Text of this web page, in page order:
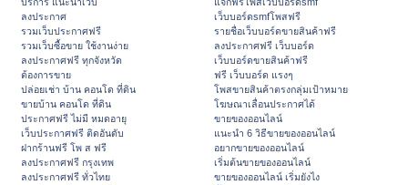
ลงประกาศ
รวมเว็บประกาศฟรี
รวมเว็บซื้อขาย ใช้งานง่าย
ลงประกาศฟรี ทุกจังหวัด
ต้องการขาย
ปล่อยเช่า บ้าน คอนโด ที่ดิน
ขายบ้าน คอนโด ที่ดิน
ประกาศฟรี ไม่มี หมดอายุ
เว็บประกาศฟรี ติดอันดับ
ฝากร้านฟรี โพ ส ฟรี
ลงประกาศฟรี กรุงเทพ
ลงประกาศฟรี ทั่วไทย
เว็บบอร์ดsmfโพสฟรี
รายชื่อเว็บบอร์ดขายสินค้าฟรี
ลงประกาศฟรี เว็บบอร์ด
เว็บบอร์ดขายสินค้าฟรี
ฟรี เว็บบอร์ด แรงๆ
โพสขายสินค้าตรงกลุ่มเป้าหมาย
โฆษณาเลื่อนประกาศได้
ขายของออนไลน์
แนะนำ 6 วิธีขายของออนไลน์
อยากขายของออนไลน์
เริ่มต้นขายของออนไลน์
ขายของออนไลน์ เริ่มยังไง